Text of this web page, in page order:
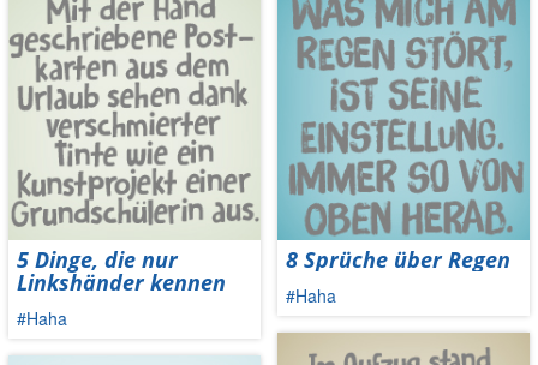
5 Dinge, die nur
Linkshänder kennen
#Haha
8 Sprüche über Regen
#Haha